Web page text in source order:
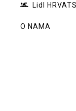
Lidl
O NAMA